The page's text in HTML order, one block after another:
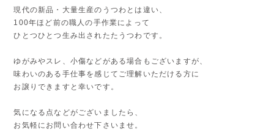
現代の新品・大量生産のうつわとは違い、
100年ほど前の職人の手作業によって
ひとつひとつ生み出されたたうつわです。
ゆがみやスレ、小傷などがある場合もございますが、
味わいのある手仕事を感じてご理解いただける方に
お譲りできますと幸いです。
気になる点などがございましたら、
お気軽にお問い合わせ下さいませ。